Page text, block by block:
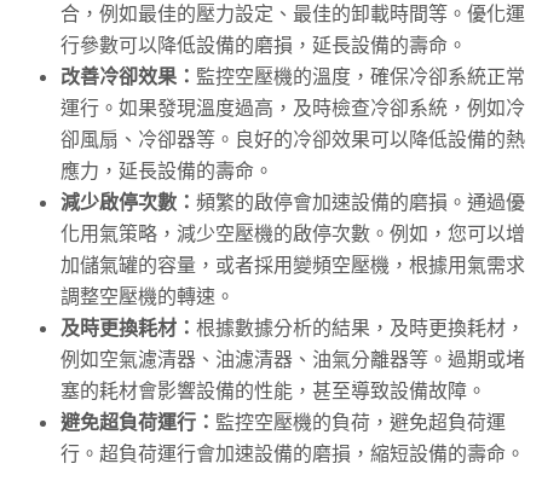
合，例如最佳的壓力設定、最佳的卸載時間等。優化運
行參數可以降低設備的磨損，延長設備的壽命。
改善冷卻效果： 監控空壓機的溫度，確保冷卻系統正常
運行。如果發現溫度過高，及時檢查冷卻系統，例如冷
卻風扇、冷卻器等。良好的冷卻效果可以降低設備的熱
應力，延長設備的壽命。
減少啟停次數： 頻繁的啟停會加速設備的磨損。通過優
化用氣策略，減少空壓機的啟停次數。例如，您可以增
加儲氣罐的容量，或者採用變頻空壓機，根據用氣需求
調整空壓機的轉速。
及時更換耗材： 根據數據分析的結果，及時更換耗材，
例如空氣濾清器、油濾清器、油氣分離器等。過期或堵
塞的耗材會影響設備的性能，甚至導致設備故障。
避免超負荷運行： 監控空壓機的負荷，避免超負荷運
行。超負荷運行會加速設備的磨損，縮短設備的壽命。